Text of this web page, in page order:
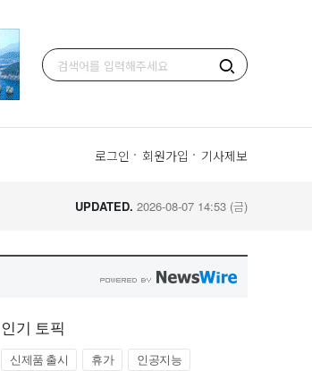
인기 토픽
신제품 출시 휴가
인공지능